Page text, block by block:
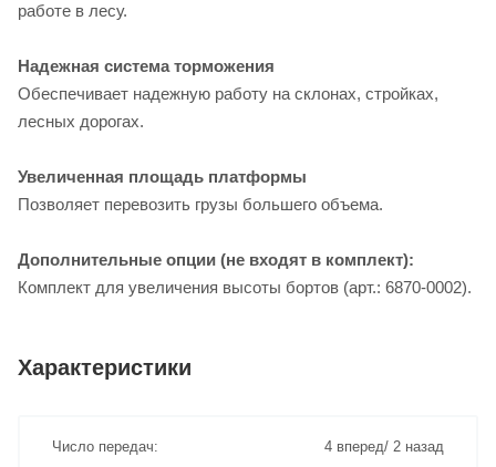
работе в лесу.
Надежная система торможения
Обеспечивает надежную работу на склонах, стройках,
лесных дорогах.
Увеличенная площадь платформы
Позволяет перевозить грузы большего объема.
Дополнительные опции (не входят в комплект):
Комплект для увеличения высоты бортов (арт.: 6870-0002).
Характеристики
Число передач 4 вперед/ 2 назад